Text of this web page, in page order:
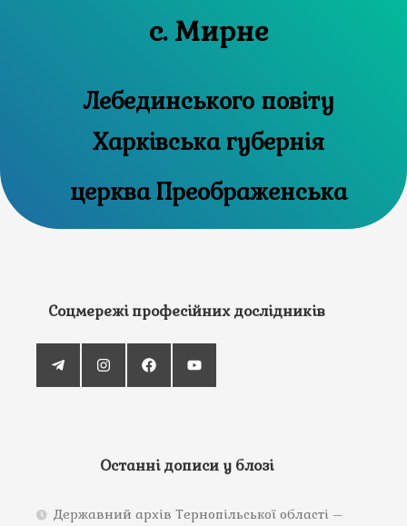
с. Мирне
Лебединського повіту
Харківська губернія
церква Преображенська
Соцмережі професійних дослідників
Останні дописи у блозі
Державний архів Тернопільської області –